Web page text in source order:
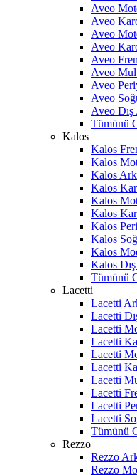
Aveo
Aveo
Aveo
Aveo
Aveo
Aveo
Aveo
Aveo
Aveo
Tümünü
Kalos
Kalos
Kalos
Kalos
Kalos
Kalos
Kalos
Kalos
Kalos
Kalos
Kalos
Tümünü
Lacetti
Lacetti
Lacetti
Lacetti
Lacetti
Lacetti
Lacetti
Lacetti
Lacetti
Lacetti
Lacetti
Tümünü
Rezzo
Rezzo
Rezzo